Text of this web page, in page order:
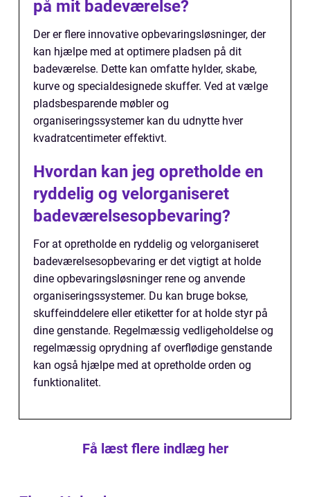
på mit badeværelse?
Der er flere innovative opbevaringsløsninger, der
kan hjælpe med at optimere pladsen på dit
badeværelse. Dette kan omfatte hylder, skabe,
kurve og specialdesignede skuffer. Ved at vælge
pladsbesparende møbler og
organiseringssystemer kan du udnytte hver
kvadratcentimeter effektivt.
Hvordan kan jeg opretholde en
ryddelig og velorganiseret
badeværelsesopbevaring?
For at opretholde en ryddelig og velorganiseret
badeværelsesopbevaring er det vigtigt at holde
dine opbevaringsløsninger rene og anvende
organiseringssystemer. Du kan bruge bokse,
skuffeinddelere eller etiketter for at holde styr på
dine genstande. Regelmæssig vedligeholdelse og
regelmæssig oprydning af overflødige genstande
kan også hjælpe med at opretholde orden og
funktionalitet.
Få læst flere indlæg her